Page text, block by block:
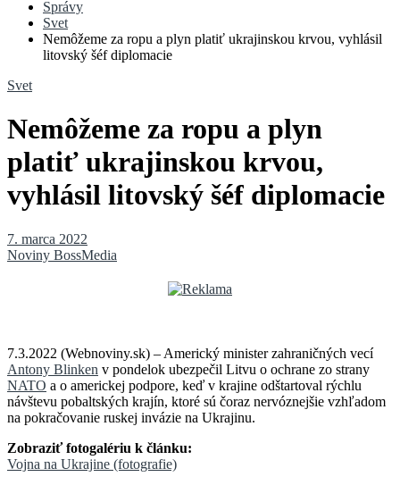
Správy
Svet
Nemôžeme za ropu a plyn platiť ukrajinskou krvou, vyhlásil
litovský šéf diplomacie
Svet
Nemôžeme za ropu a plyn
platiť ukrajinskou krvou,
vyhlásil litovský šéf diplomacie
7. marca 2022
Noviny BossMedia
7.3.2022 (Webnoviny.sk) – Americký minister zahraničných vecí
Antony Blinken v pondelok ubezpečil Litvu o ochrane zo strany
NATO a o americkej podpore, keď v krajine odštartoval rýchlu
návštevu pobaltských krajín, ktoré sú čoraz nervóznejšie vzhľadom
na pokračovanie ruskej invázie na Ukrajinu.
Zobraziť fotogalériu k článku:
Vojna na Ukrajine (fotografie)